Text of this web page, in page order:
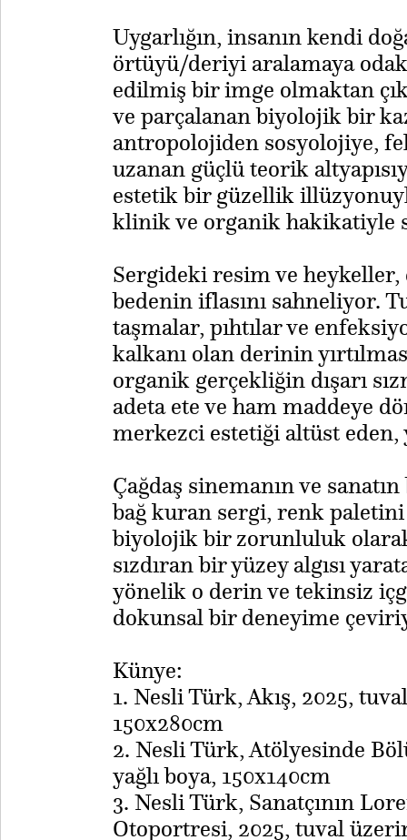
Uygarlığın, insanın kendi
örtüyü/deriyi aralamaya
edilmiş bir imge olmaktan
ve parçalanan biyolojik bir
antropolojiden sosyolojiye,
uzanan güçlü teorik
estetik bir güzellik
klinik ve organik hakikatiyle
Sergideki resim ve
bedenin iflasını sahneliyor.
taşmalar, pıhtılar ve
kalkanı olan derinin
organik gerçekliğin dışarı
adeta ete ve ham maddeye
merkezci estetiği altüst eden,
​Çağdaş sinemanın ve
bağ kuran sergi, renk
biyolojik bir zorunluluk
sızdıran bir yüzey algısı
yönelik o derin ve tekinsiz
dokunsal bir deneyime
Künye:
1. Nesli Türk, Akış, 2025,
150x280cm
2. Nesli Türk, Atölyesinde
yağlı boya, 150x140cm
3. Nesli Türk, Sanatçının
Otoportresi, 2025, tuval